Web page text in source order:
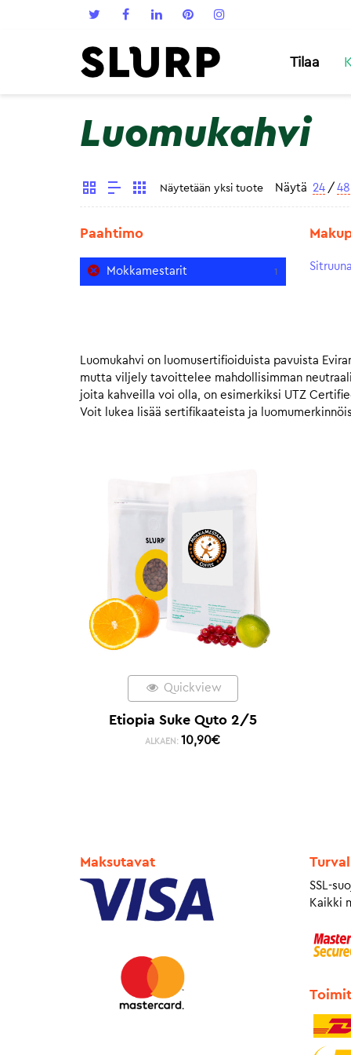
Tilaa
Luomukahvi
Näytetään yksi tuote Näytä 24 / 48
Paahtimo
Mokkamestarit 1
Luomukahvi on luomusertifioiduista pavuista
mutta viljely tavoittelee mahdollisimman
joita kahveilla voi olla, on esimerkiksi UTZ
Voit lukea lisää sertifikaateista ja
Quickview
Etiopia Suke Quto 2/5
ALKAEN: 10,90€
Maksutavat
SSL-
Kaikki